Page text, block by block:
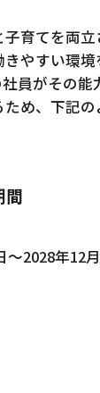
育てを両立
やすい環
員がその
ため、下記
間
～2028年12